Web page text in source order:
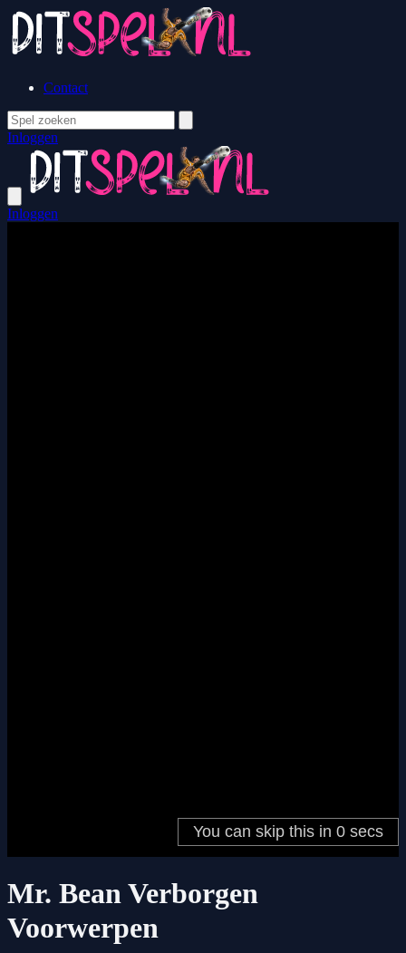
Contact
Inloggen
Inloggen
Mr. Bean Verborgen
Voorwerpen